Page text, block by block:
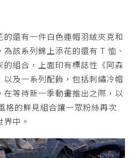
還有一件白色連帽羽絨夾克和
該系列錦上添花的還有 T 恤、
組合，上面印有標誌性《阿森
及一系列配飾，包括刺繡冷帽
等待新一季動畫推出之際，以
的鮮見組合讓一眾粉絲再次
中。